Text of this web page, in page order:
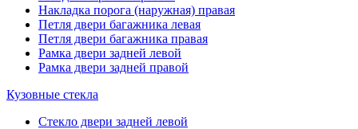
Накладка порога (наружная) правая
Петля двери багажника левая
Петля двери багажника правая
Рамка двери задней левой
Рамка двери задней правой
Кузовные стекла
Стекло двери задней левой